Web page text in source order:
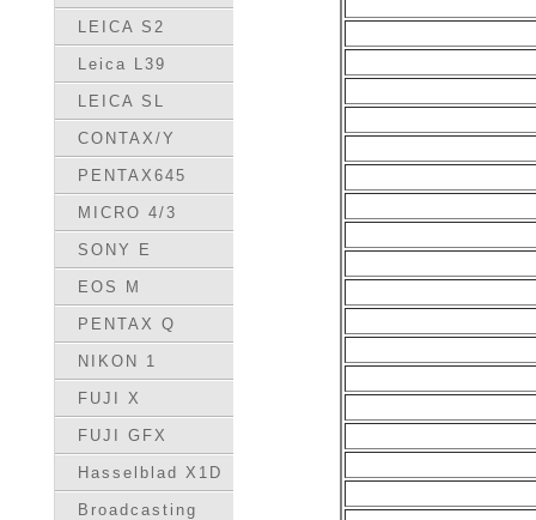
LEICA S2
Leica L39
LEICA SL
CONTAX/Y
PENTAX645
MICRO 4/3
SONY E
EOS M
PENTAX Q
NIKON 1
FUJI X
FUJI GFX
Hasselblad X1D
Broadcasting